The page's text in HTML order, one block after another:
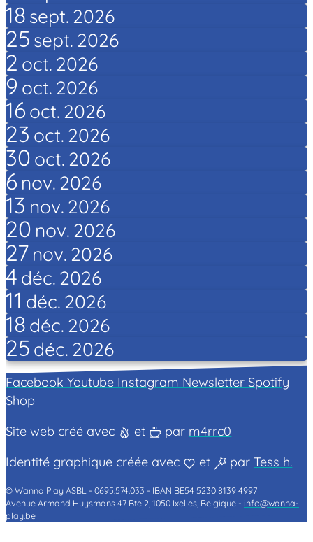
18 sept. 2026
25 sept. 2026
2 oct. 2026
9 oct. 2026
16 oct. 2026
23 oct. 2026
30 oct. 2026
6 nov. 2026
13 nov. 2026
20 nov. 2026
27 nov. 2026
4 déc. 2026
11 déc. 2026
18 déc. 2026
25 déc. 2026
Facebook Youtube Instagram Newsletter Spotify
Shop
Site web créé avec
et par m4rrc0
Identité graphique créée avec
et parTess h.
© Wanna Play ASBL - 0695.574.033 - IBAN BE54 5230 8139 4997
Avenue Armand Huysmans 47 Bte 2, 1050 Ixelles, Belgique -